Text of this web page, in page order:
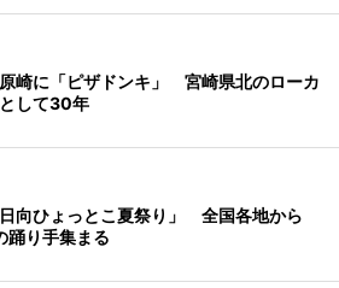
崎に「ピザドンキ」 宮崎県北のローカ
して30年
向ひょっとこ夏祭り」 全国各地から
り手集まる